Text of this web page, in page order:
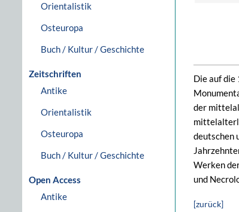
Orientalistik
Osteuropa
Buch / Kultur / Geschichte
Zeitschriften
Antike
Orientalistik
Osteuropa
Buch / Kultur / Geschichte
Open Access
Antike
Die auf die
der
deutschen
Werken
und
[zurück]